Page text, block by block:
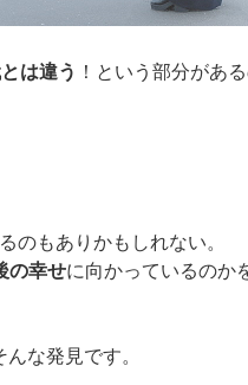
は違う ！という部分があ
のもありかもしれない。
の幸せに向かっているのか
んな発見です。